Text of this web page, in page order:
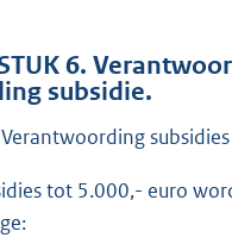
6.
subsidie.
tot 5.000,- euro